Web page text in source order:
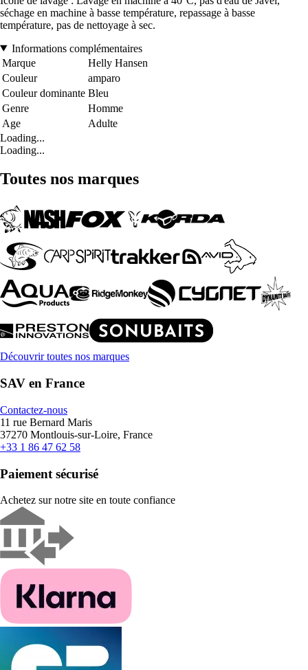
séchage en machine à basse température, repassage à basse
température, pas de nettoyage à sec.
Informations complémentaires
Marque
Helly Hansen
Couleur
amparo
Couleur dominante Bleu
Genre
Homme
Age
Adulte
Loading...
Loading...
Toutes nos marques
Découvrir toutes nos marques
SAV en France
Contactez-nous
11 rue Bernard Maris
37270 Montlouis-sur-Loire, France
+33 1 86 47 62 58
Paiement sécurisé
Achetez sur notre site en toute confiance